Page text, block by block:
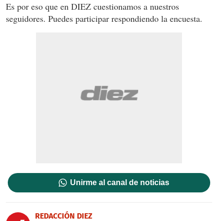
Es por eso que en DIEZ cuestionamos a nuestros
seguidores. Puedes participar respondiendo la encuesta.
Unirme al canal de noticias
REDACCIÓN DIEZ